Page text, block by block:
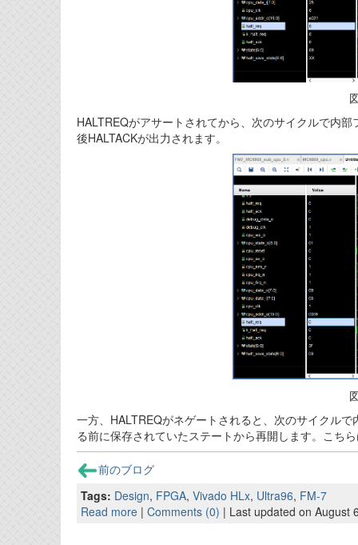
HALTREQがアサートされてから、次のサイクルで内
後HALTACKが出力されます。
一方、HALTREQがネゲートされると、次のサイクル
る前に保存されていたステートから再開します。こちら
前のブログ
Tags: Design, FPGA, Vivado HLx, Ultra96, FM-7
Read more | Comments (0) | Last updated on August